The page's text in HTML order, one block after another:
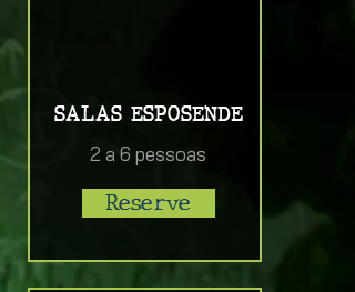
SALAS ESPOSENDE
2 a 6 pessoas
Reserve